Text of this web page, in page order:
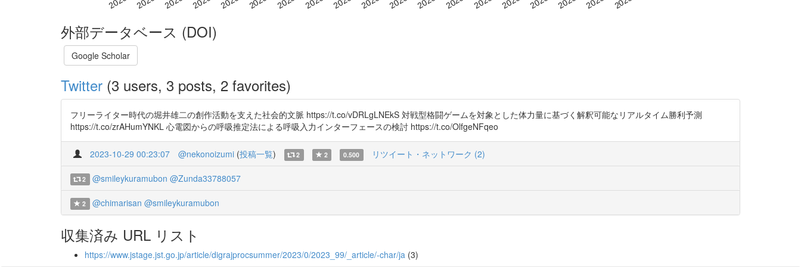
外部データベース (DOI)
Google Scholar
Twitter (3 users, 3 posts, 2 favorites)
フリーライター時代の堀井雄二の創作活動を支えた社会的文脈 https://t.co/vDRLgLNEkS 対戦型格闘ゲームを対象とした体力量に基づく解釈可能なリアルタイム勝利予測
https://t.co/zrAHumYNKL 心電図からの呼吸推定法による呼吸入力インターフェースの検討 https://t.co/OlfgeNFqeo
2023-10-29 00:23:07 @nekonoizumi (投稿一覧) 2 2 0.500 リツイート・ネットワーク (2)
2 @smileykuramubon @Zunda33788057
2 @chimarisan @smileykuramubon
収集済み URL リスト
https://www.jstage.jst.go.jp/article/digrajprocsummer/2023/0/2023_99/_article/-char/ja (3)